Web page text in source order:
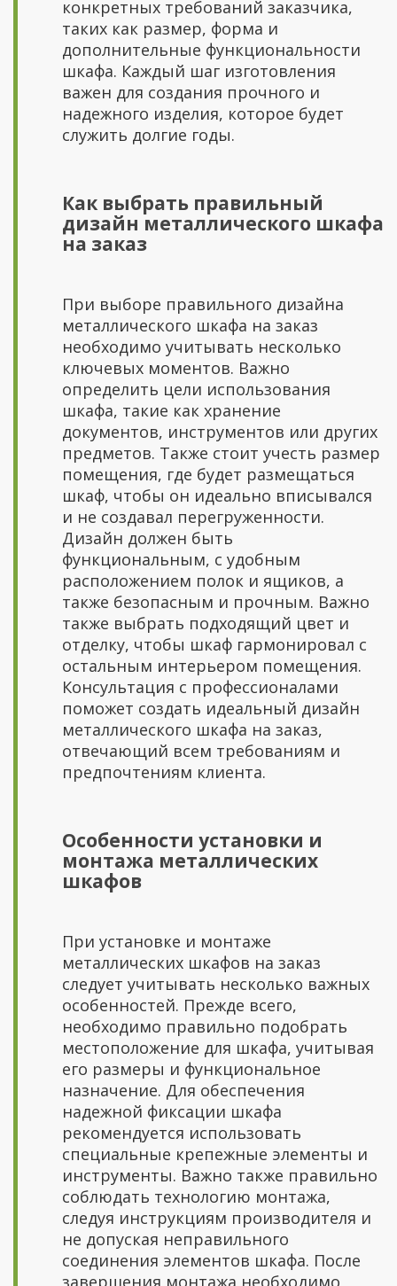
конкретных требований заказчика,
таких как размер, форма и
дополнительные функциональности
шкафа. Каждый шаг изготовления
важен для создания прочного и
надежного изделия, которое будет
служить долгие годы.
Как выбрать правильный
дизайн металлического шкафа
на заказ
При выборе правильного дизайна
металлического шкафа на заказ
необходимо учитывать несколько
ключевых моментов. Важно
определить цели использования
шкафа, такие как хранение
документов, инструментов или других
предметов. Также стоит учесть размер
помещения, где будет размещаться
шкаф, чтобы он идеально вписывался
и не создавал перегруженности.
Дизайн должен быть
функциональным, с удобным
расположением полок и ящиков, а
также безопасным и прочным. Важно
также выбрать подходящий цвет и
отделку, чтобы шкаф гармонировал с
остальным интерьером помещения.
Консультация с профессионалами
поможет создать идеальный дизайн
металлического шкафа на заказ,
отвечающий всем требованиям и
предпочтениям клиента.
Особенности установки и
монтажа металлических
шкафов
При установке и монтаже
металлических шкафов на заказ
следует учитывать несколько важных
особенностей. Прежде всего,
необходимо правильно подобрать
местоположение для шкафа, учитывая
его размеры и функциональное
назначение. Для обеспечения
надежной фиксации шкафа
рекомендуется использовать
специальные крепежные элементы и
инструменты. Важно также правильно
соблюдать технологию монтажа,
следуя инструкциям производителя и
не допуская неправильного
соединения элементов шкафа. После
завершения монтажа необходимо